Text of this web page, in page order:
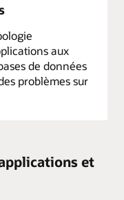
aux
de données
problèmes sur
et